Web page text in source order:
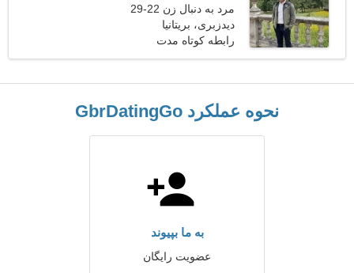
مرد به دنبال زن 22-29
دیدزبری، بریتانیا
رابطه کوتاه مدت
نحوه عملکرد GbrDatingGo
به ما بپیوند
عضویت رایگان